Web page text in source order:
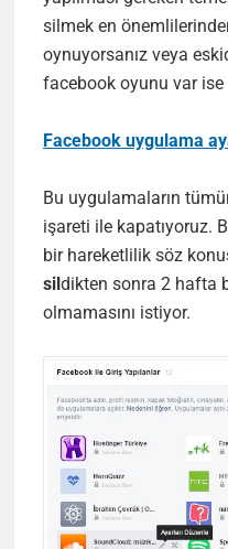
silmek en
oynuyorsanız veya
facebook oyunu var ise
Facebook uygulama
Bu uygulamaların
işareti ile kapatıyoruz.
bir hareketlilik söz
sildikten sonra 2 hafta
olmamasını istiyor.